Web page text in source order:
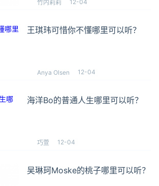
竹内莉莉 12-04
王琪玮可惜你不懂哪里可以听？
Anya Olsen 12-04
海洋Bo的普通人生哪里可以听？
巧萱 12-04
吴琳珂Moske的桃子哪里可以听？